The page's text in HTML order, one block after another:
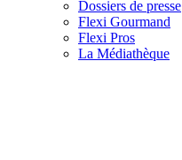
Dossiers de presse
Flexi Gourmand
Flexi Pros
La Médiathèque